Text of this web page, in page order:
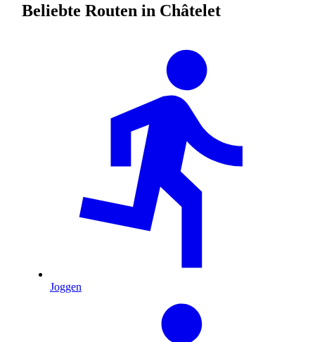
Beliebte Routen in Châtelet
Joggen